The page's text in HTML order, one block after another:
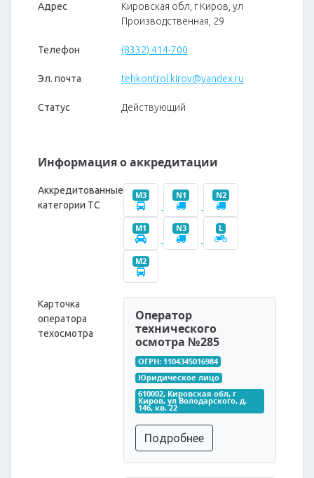
Адрес
Кировская обл, г Киров, ул
Производственная, 29
Телефон (8332) 414-700
Эл. почта tehkontrol.kirov@yandex.ru
Статус Действующий
Информация о аккредитации
Аккредитованные
категории ТС
M3 N1 N2
M1 N3 L
M2
Карточка
оператора
техосмотра
Оператор
технического
осмотра №285
ОГРН: 1104345016984
Юридическое лицо
610002, Кировская обл, г
Киров, ул Володарского, д.
146, кв. 22
Подробнее